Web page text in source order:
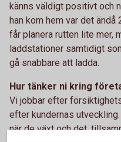
känns väldigt positivt och
han kom hem var det ändå
får planera rutten lite mer,
laddstationer samtidigt
gå snabbare att ladda.
Hur tänker ni kring
Vi jobbar efter
efter kundernas
när de växt och det,